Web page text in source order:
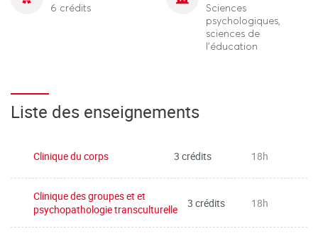
6 crédits
Sciences
psychologiques,
sciences de
l'éducation
Liste des enseignements
Clinique du corps 3 crédits 18h
Clinique des groupes et et
psychopathologie transculturelle
3 crédits 18h